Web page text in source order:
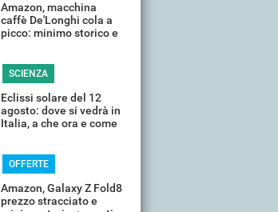
Amazon, macchina
caffè De'Longhi cola a
picco: minimo storico e
SCIENZA
Eclissi solare del 12
agosto: dove si vedrà in
Italia, a che ora e come
OFFERTE
Amazon, Galaxy Z Fold8
prezzo stracciato e